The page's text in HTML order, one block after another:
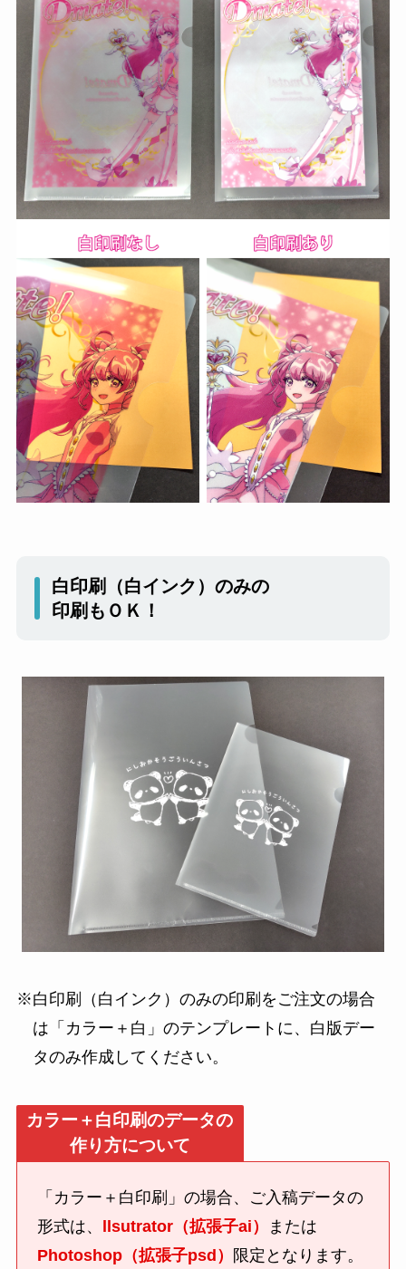
白印刷（白インク）のみの
印刷もＯＫ！
※白印刷（白インク）のみの印刷をご注文の場合
は「カラー＋白」のテンプレートに、白版デー
タのみ作成してください。
カラー＋白印刷のデータの
作り方について
「カラー＋白印刷」の場合、ご入稿データの
形式は、 llsutrator（拡張子ai）
または
Photoshop（拡張子psd） 限定となります。